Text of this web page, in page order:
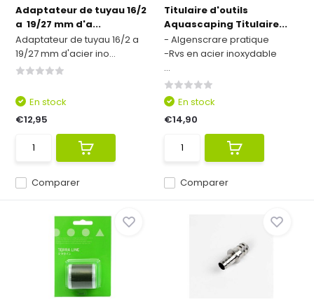
Adaptateur de tuyau 16/2
a 19/27 mm d'a...
Adaptateur de tuyau 16/2 a
19/27 mm d'acier ino...
Comparer
En stock
€12,95
Titulaire d'outils
Aquascaping Titulaire...
- Algenscrare pratique
-Rvs en acier inoxydable
...
Comparer
En stock
€14,90